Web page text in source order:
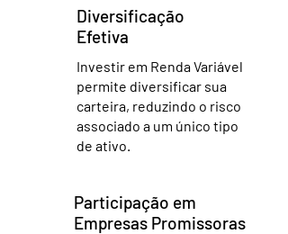
Diversificação
Efetiva
Investir em Renda Variável
permite diversificar sua
carteira, reduzindo o risco
associado a um único tipo
de ativo.
Participação em
Empresas Promissoras